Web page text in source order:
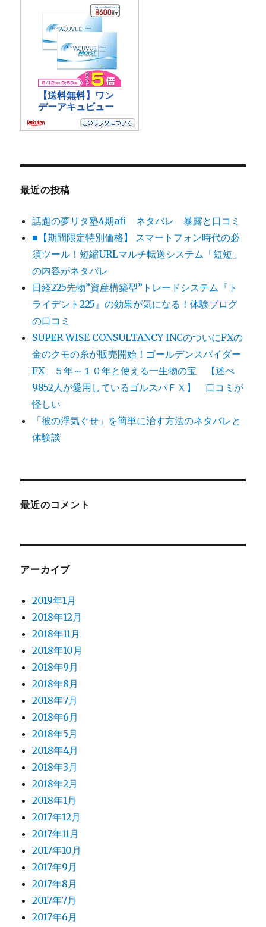
最近の投稿
話題の夢リタ塾4期afi ネタバレ 暴露と口コミ
■【期間限定特別価格】 スマートフォン時代の必
須ツール！短縮URLマルチ転送システム「短短」
の内容がネタバレ
日経225先物”資産構築型”トレードシステム『ト
ライデント225』の効果が気になる！体験ブログ
の口コミ
SUPER WISE CONSULTANCY INCのついにFXの
金のクモの糸が販売開始！ゴールデンスパイダー
FX ５年～１０年と使える一生物の宝 【述べ
9852人が愛用しているゴルスパＦＸ】 口コミが
怪しい
「彼の浮気ぐせ」を簡単に治す方法のネタバレと
体験談
最近のコメント
アーカイブ
2019年1月
2018年12月
2018年11月
2018年10月
2018年9月
2018年8月
2018年7月
2018年6月
2018年5月
2018年4月
2018年3月
2018年2月
2018年1月
2017年12月
2017年11月
2017年10月
2017年9月
2017年8月
2017年7月
2017年6月